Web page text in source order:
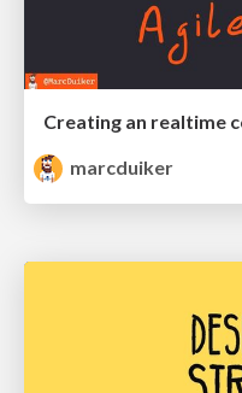
marcduiker